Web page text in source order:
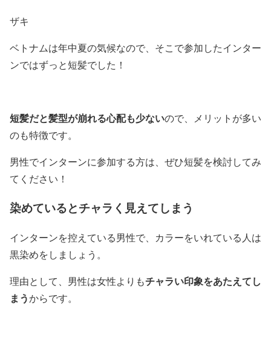
ザキ
ベトナムは年中夏の気候なので、そこで参加したインター
ンではずっと短髪でした！
短髪だと髪型が崩れる心配も少ないので、メリットが多い
のも特徴です。
男性でインターンに参加する方は、ぜひ短髪を検討してみ
てください！
染めているとチャラく見えてしまう
インターンを控えている男性で、カラーをいれている人は
黒染めをしましょう。
理由として、男性は女性よりもチャラい印象をあたえてし
まうからです。